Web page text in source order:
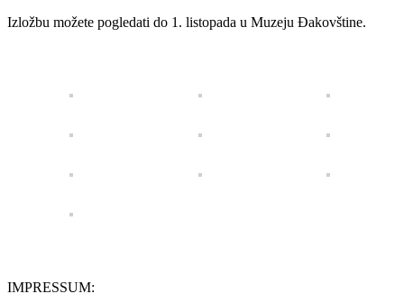
Izložbu možete pogledati do 1. listopada u Muzeju Đakovštine.
IMPRESSUM: